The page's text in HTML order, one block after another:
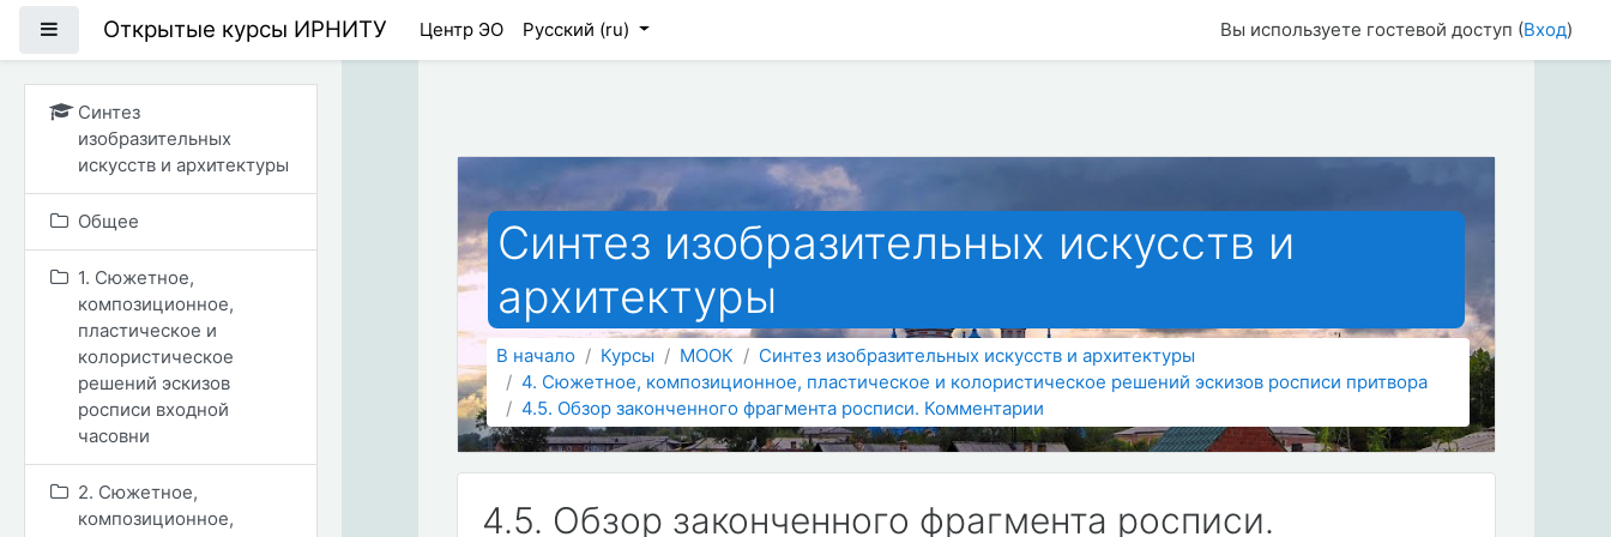
Боковая панель
Открытые курсы ИРНИТУ Центр ЭО Русский ‎(ru)‎ Вы используете гостевой доступ (Вход)
Синтез изобразительных искусств и
архитектуры
В начало Курсы МООК
Синтез изобразительных искусств и архитектуры
4. Сюжетное, композиционное, пластическое и колористическое решений эскизов росписи притвора
4.5. Обзор законченного фрагмента росписи. Комментарии
4.5. Обзор законченного фрагмента росписи.
Синтез
изобразительных
искусств и архитектуры
Общее
1. Сюжетное,
композиционное,
пластическое и
колористическое
решений эскизов
росписи входной
часовни
2. Сюжетное,
композиционное,